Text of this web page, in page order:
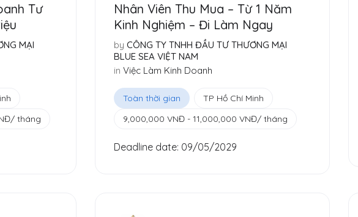
Tư
MẠI
/ tháng
Nhân Viên Thu Mua – Từ 1 Năm
Kinh Nghiệm – Đi Làm Ngay
by CÔNG TY TNHH ĐẦU TƯ THƯƠNG MẠI
BLUE SEA VIỆT NAM
in Việc Làm Kinh Doanh
Toàn thời gian
TP Hồ Chí Minh
9,000,000 VNĐ -11,000,000 VNĐ/ tháng
Deadline date: 09/05/2029